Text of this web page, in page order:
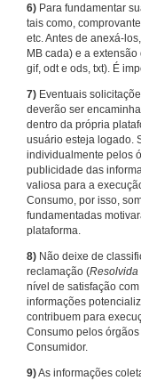
6) Para fundamentar
tais como,
etc. Antes de anexá-
MB cada) e a
gif, odt e ods, txt). É
7) Eventuais
deverão ser
dentro da própria
usuário esteja logado.
individualmente pelos
publicidade das
valiosa para a
Consumo, por isso,
fundamentadas
plataforma.
8) Não deixe de
reclamação (Resolvida
nível de satisfação
informações
contribuem para
Consumo pelos
Consumidor.
9)As informações